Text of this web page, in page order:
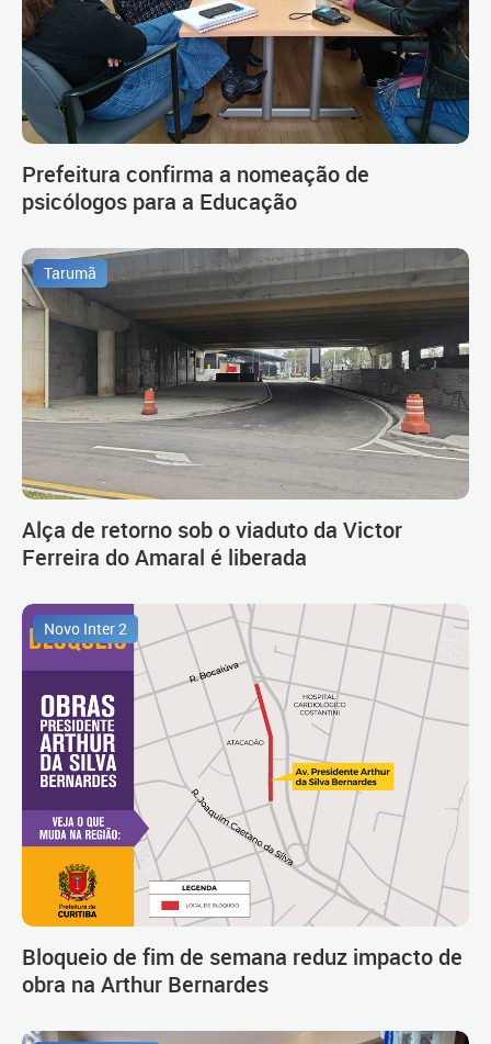
Prefeitura confirma a nomeação de
psicólogos para a Educação
Tarumã
Alça de retorno sob o viaduto da Victor
Ferreira do Amaral é liberada
Novo Inter 2
Bloqueio de fim de semana reduz impacto de
obra na Arthur Bernardes